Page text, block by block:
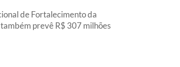
de Fortalecimento da
prevê R$ 307 milhões